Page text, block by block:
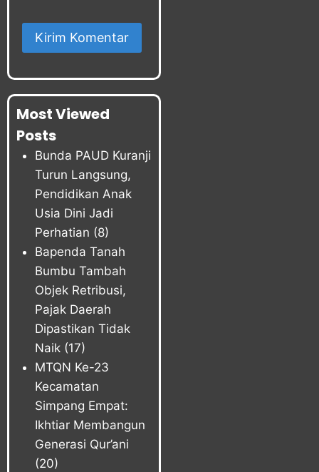
Most Viewed
Posts
Bunda PAUD Kuranji
Turun Langsung,
Pendidikan Anak
Usia Dini Jadi
Perhatian (8)
Bapenda Tanah
Bumbu Tambah
Objek Retribusi,
Pajak Daerah
Dipastikan Tidak
Naik (17)
MTQN Ke-23
Kecamatan
Simpang Empat:
Ikhtiar Membangun
Generasi Qur’ani
(20)